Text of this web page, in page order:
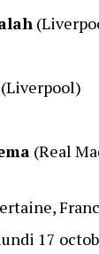
(Real
17